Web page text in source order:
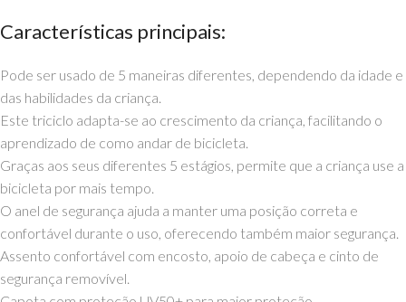
Características principais:
Pode ser usado de 5 maneiras diferentes, dependendo da idade e
das habilidades da criança.
Este triciclo adapta-se ao crescimento da criança, facilitando o
aprendizado de como andar de bicicleta.
Graças aos seus diferentes 5 estágios, permite que a criança use a
bicicleta por mais tempo.
O anel de segurança ajuda a manter uma posição correta e
confortável durante o uso, oferecendo também maior segurança.
Assento confortável com encosto, apoio de cabeça e cinto de
segurança removível.